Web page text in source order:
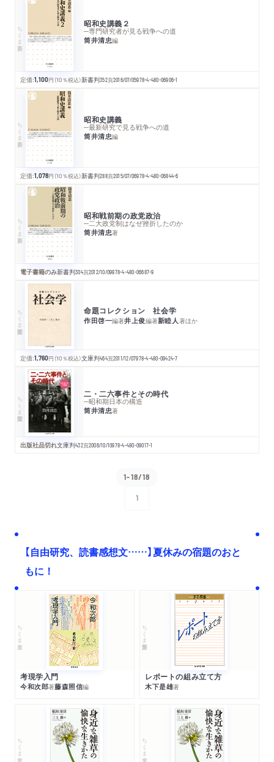
ちくま新書 昭和史講義２
─専門研究者が見る戦争への道
筒井清忠編
定価:1,100円 （10％税込）新書判352頁2016/07/05978-4-480-06906-1
ちくま新書 昭和史講義
─最新研究で見る戦争への道
筒井清忠編
定価:1,078円 （10％税込）新書判288頁2015/07/06978-4-480-06844-6
ちくま新書 昭和戦前期の政党政治
─二大政党制はなぜ挫折したのか
筒井清忠著
電子書籍のみ新書判304頁2012/10/09978-4-480-06687-9
ちくま学芸文庫 命題コレクション 社会学
作田啓一編著井上俊編著新睦人著ほか
定価:1,760円 （10％税込）文庫判464頁2011/12/07978-4-480-09424-7
ちくま学芸文庫 二・二六事件とその時代
─昭和期日本の構造
筒井清忠著
出版社品切れ文庫判432頁2006/10/10978-4-480-09017-1
1-18/18
1
【自由研究、読書感想文……】夏休みの宿題のおと
もに！
ちくま文庫
考現学入門
今和次郎著藤森照信編
ちくま学芸文庫
レポートの組み立て方
木下是雄著
ちくま文庫 ちくま文庫